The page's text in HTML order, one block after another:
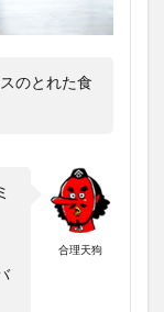
のとれた食
合理天狗